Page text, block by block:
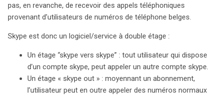
pas, en revanche, de recevoir des appels téléphoniques
provenant d’utilisateurs de numéros de téléphone belges.
Skype est donc un logiciel/service à double étage :
Un étage “skype vers skype” : tout utilisateur qui dispose
d’un compte skype, peut appeler un autre compte skype.
Un étage « skype out » : moyennant un abonnement,
l’utilisateur peut en outre appeler des numéros normaux